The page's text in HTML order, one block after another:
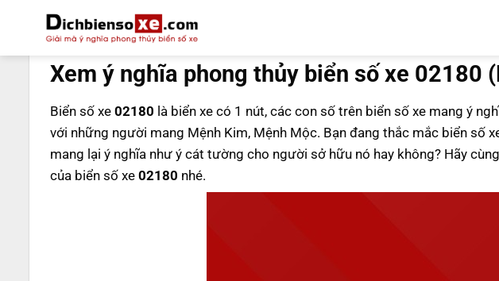
nội
Xem ý nghĩa phong thủy biển số xe 02180
Biển số xe 02180 là biển xe có 1 nút, các con số trên biển số xe mang ý
với những người mang Mệnh Kim, Mệnh Mộc. Bạn đang thắc mắc biển số
mang lại ý nghĩa như ý cát tường cho người sở hữu nó hay không? Hãy cùng
của biển số xe 02180 nhé.